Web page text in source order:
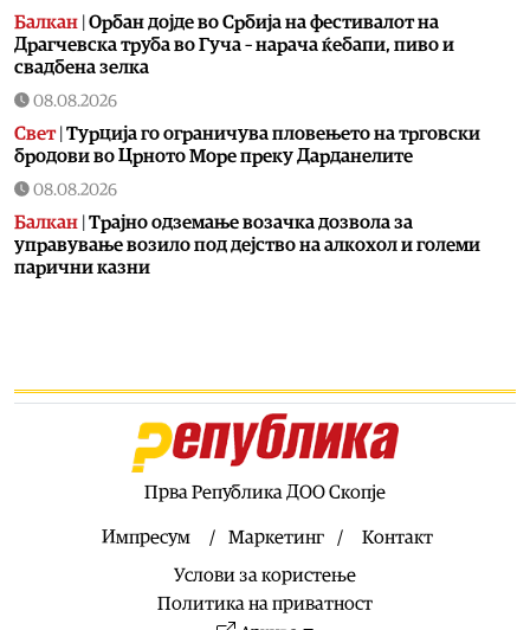
Балкан Орбан дојде во Србија на фестивалот на
Драгчевска труба во Гуча – нарача ќебапи, пиво и
свадбена зелка
08.08.2026
Свет| Турција го ограничува пловењето на трговски
бродови во Црното Море преку Дарданелите
08.08.2026
Балкан Трајно одземање возачка дозвола за
управување возило под дејство на алкохол и големи
парични казни
08.08.2026
Иран: Отворањето на Ормутскиот Теснец зависи
вицешампионка во џиу-џицу
Матера – градот од камен кој како феникс се
издигнал од пепелта на срамот, бедата и заборавот
Прва Република ДОО Скопје
Импресум Маркетинг
Контакт
Услови за користење
Политика на приватност